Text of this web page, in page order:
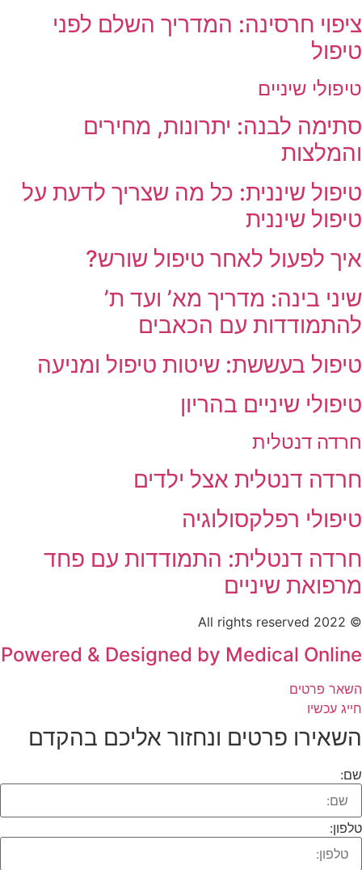
ציפוי חרסינה: המדריך השלם לפני
טיפול
טיפולי שיניים
סתימה לבנה: יתרונות, מחירים
והמלצות
טיפול שיננית: כל מה שצריך לדעת על
טיפול שיננית
איך לפעול לאחר טיפול שורש?
שיני בינה: מדריך מא’ ועד ת’
להתמודדות עם הכאבים
טיפול בעששת: שיטות טיפול ומניעה
טיפולי שיניים בהריון
חרדה דנטלית
חרדה דנטלית אצל ילדים
טיפולי רפלקסולוגיה
חרדה דנטלית: התמודדות עם פחד
מרפואת שיניים
© 2022 All rights reserved
Powered & Designed by Medical Online
השאר פרטים
חייג עכשיו
השאירו פרטים ונחזור אליכם בהקדם​
שם:
טלפון: